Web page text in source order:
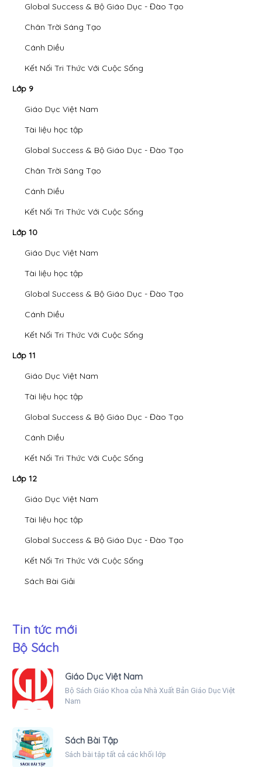
Global Success & Bộ Giáo Dục - Đào Tạo
Chân Trời Sáng Tạo
Cánh Diều
Kết Nối Tri Thức Với Cuộc Sống
Lớp 9
Giáo Dục Việt Nam
Tài liệu học tập
Global Success & Bộ Giáo Dục - Đào Tạo
Chân Trời Sáng Tạo
Cánh Diều
Kết Nối Tri Thức Với Cuộc Sống
Lớp 10
Giáo Dục Việt Nam
Tài liệu học tập
Global Success & Bộ Giáo Dục - Đào Tạo
Cánh Diều
Kết Nối Tri Thức Với Cuộc Sống
Lớp 11
Giáo Dục Việt Nam
Tài liệu học tập
Global Success & Bộ Giáo Dục - Đào Tạo
Cánh Diều
Kết Nối Tri Thức Với Cuộc Sống
Lớp 12
Giáo Dục Việt Nam
Tài liệu học tập
Global Success & Bộ Giáo Dục - Đào Tạo
Kết Nối Tri Thức Với Cuộc Sống
Sách Bài Giải
Tin tức mới
Bộ Sách
Giáo Dục Việt Nam
Bộ Sách Giáo Khoa của Nhà Xuất Bản Giáo Dục Việt
Nam
Sách Bài Tập
Sách bài tập tất cả các khối lớp